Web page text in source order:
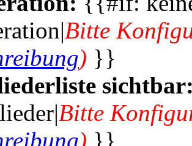
Bitte
) }}
Bitte
) }}